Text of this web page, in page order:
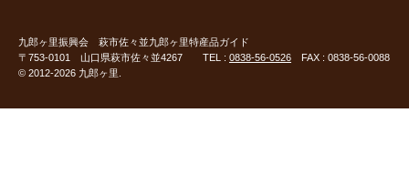
九郎ヶ里振興会 萩市佐々並九郎ヶ里特産品ガイド
〒753-0101 山口県萩市佐々並4267 TEL : 0838-56-0526 FAX : 0838-56-0088
© 2012-2026 九郎ヶ里.